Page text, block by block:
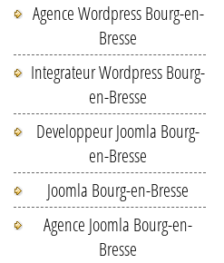
Agence Wordpress Bourg-en-
Bresse
Integrateur Wordpress Bourg-
en-Bresse
Developpeur Joomla Bourg-
en-Bresse
Joomla Bourg-en-Bresse
Agence Joomla Bourg-en-
Bresse